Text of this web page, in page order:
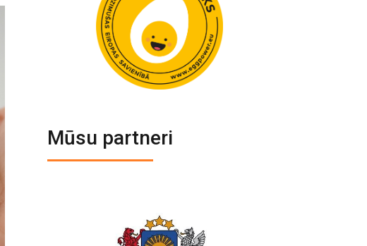
Mūsu partneri